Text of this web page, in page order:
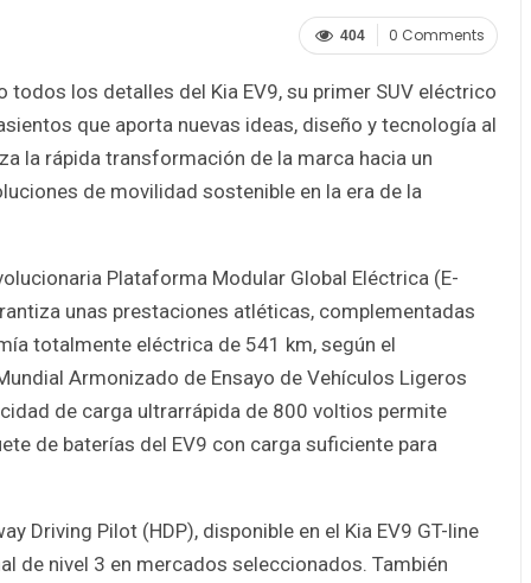
0 Comments
404
todos los detalles del Kia EV9, su primer SUV eléctrico
que aporta nuevas ideas, diseño y tecnología al
la rápida transformación de la marca hacia un
de movilidad sostenible en la era de la
Plataforma Modular Global Eléctrica (E-
unas prestaciones atléticas, complementadas
totalmente eléctrica de 541 km, según el
Armonizado de Ensayo de Vehículos Ligeros
de carga ultrarrápida de 800 voltios permite
de baterías del EV9 con carga suficiente para
Driving Pilot (HDP), disponible en el Kia EV9 GT-line
de nivel 3 en mercados seleccionados. También